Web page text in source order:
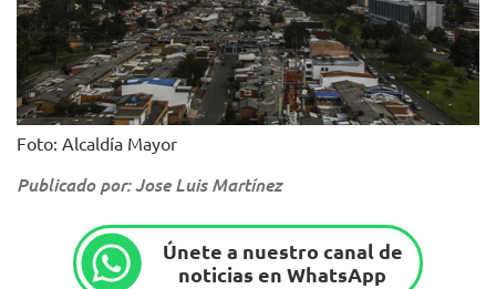
Foto: Alcaldía Mayor
Publicado por: Jose Luis Martínez
Únete a nuestro canal de
noticias en WhatsApp